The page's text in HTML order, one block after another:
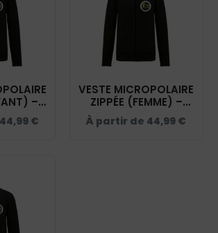
–
DE
–
44,99 €
VESTE MICROPOLAIRE
ZIPPÉE (FEMME) –
CENTRE EQUESTRE DE
KERAVEL – K907
À partir de 44,99 €